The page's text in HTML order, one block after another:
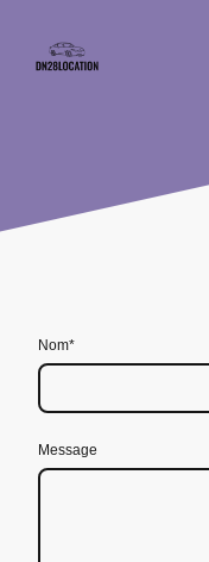
Nom*
Message